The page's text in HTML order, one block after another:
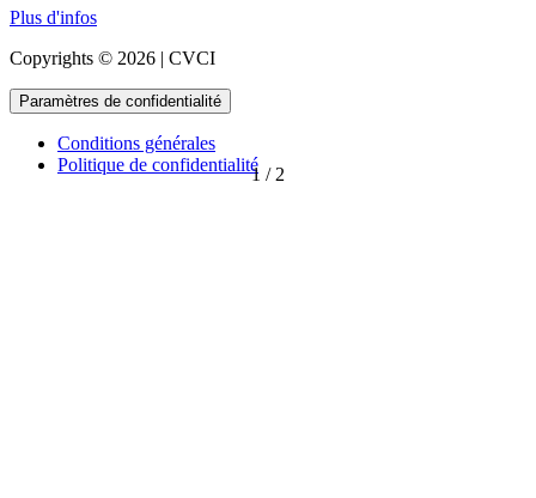
1 / 2
Plus d'infos
Copyrights © 2026 | CVCI
Paramètres de confidentialité
Conditions générales
Politique de confidentialité